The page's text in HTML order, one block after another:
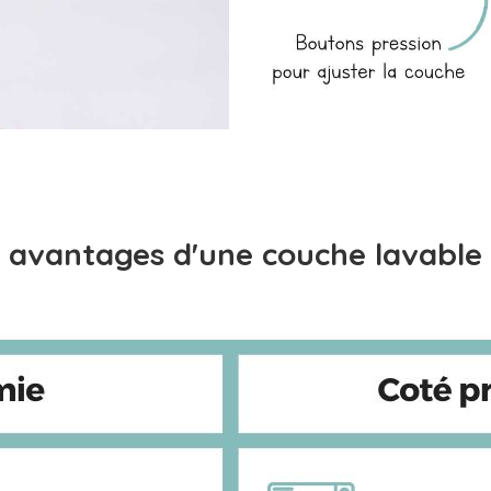
avantages d'une couche lavable